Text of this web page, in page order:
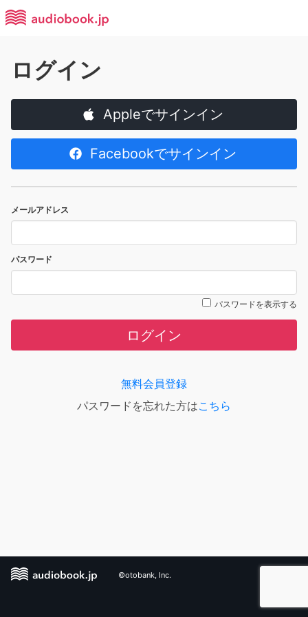
ログイン
Appleでサインイン
Facebookでサインイン
メールアドレス
パスワード
パスワードを表示する
ログイン
無料会員登録
パスワードを忘れた方はこちら
©otobank, Inc.